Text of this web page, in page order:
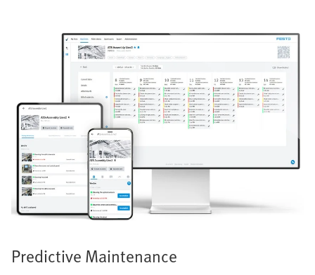
Predictive Maintenance